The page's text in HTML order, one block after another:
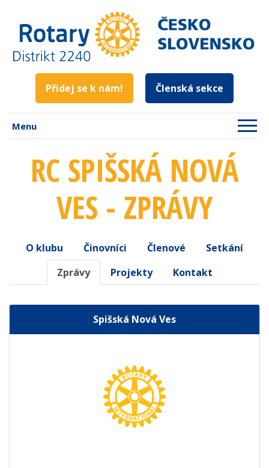
Přidej se k nám! Členská sekce
Menu
RC SPIŠSKÁ NOVÁ
VES - ZPRÁVY
O klubu Činovníci Členové
Setkání
Zprávy
Projekty Kontakt
Spišská Nová Ves